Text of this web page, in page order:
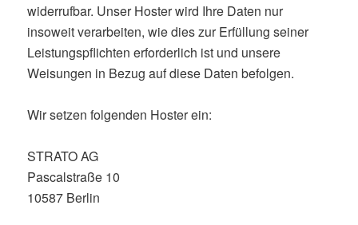
widerrufbar. Unser Hoster wird Ihre Daten nur
insoweit verarbeiten, wie dies zur Erfüllung seiner
Leistungspflichten erforderlich ist und unsere
Weisungen in Bezug auf diese Daten befolgen.
Wir setzen folgenden Hoster ein:
STRATO AG
Pascalstraße 10
10587 Berlin